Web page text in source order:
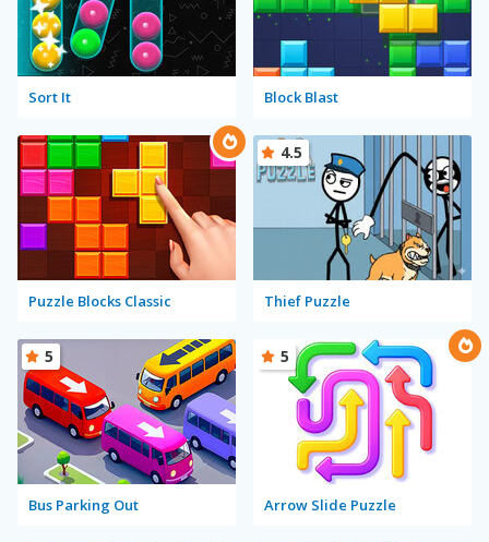
Sort It Block Blast
Puzzle Blocks Classic Thief Puzzle
4.5
Bus Parking Out
5
Arrow Slide Puzzle
5